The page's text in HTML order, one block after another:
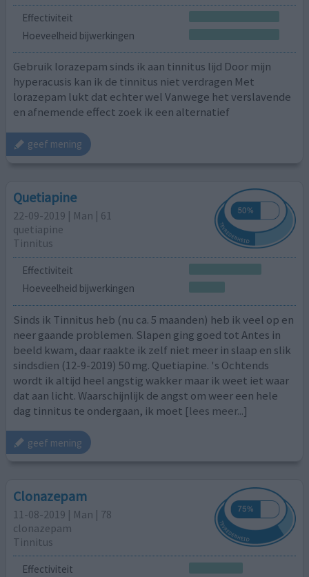
Effectiviteit
Hoeveelheid bijwerkingen
Gebruik lorazepam sinds ik aan tinnitus lijd Door mijn
hyperacusis kan ik de tinnitus niet verdragen Met
lorazepam lukt dat echter wel Vanwege het verslavende
en afnemende effect zoek ik een alternatief
geef mening
Quetiapine
22-09-2019 | Man | 61
quetiapine
Tinnitus
Effectiviteit
Hoeveelheid bijwerkingen
Sinds ik Tinnitus heb (nu ca. 5 maanden) heb ik veel op en
neer gaande problemen. Slapen ging goed tot Antes in
beeld kwam, daar raakte ik zelf niet meer in slaap en slik
sindsdien (12-9-2019) 50 mg. Quetiapine. 's Ochtends
wordt ik altijd heel angstig wakker maar ik weet iet waar
dat aan licht. Waarschijnlijk de angst om weer een hele
dag tinnitus te ondergaan, ik moet [lees meer...]
geef mening
Clonazepam
11-08-2019 | Man | 78
clonazepam
Tinnitus
Effectiviteit